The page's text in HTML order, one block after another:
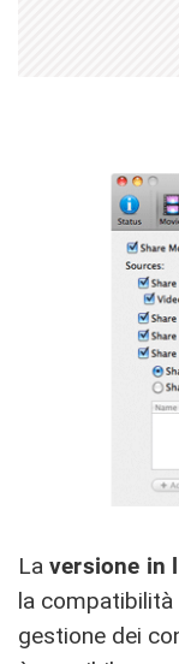
La versione in
la
gestione dei